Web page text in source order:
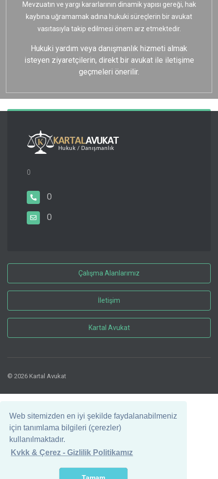
Web sitemizden en iyi şekilde faydalanabilmeniz
için tanımlama bilgileri (çerezler)
kullanılmaktadır.
Kvkk & Çerez - Gizlilik Politikamız
Mevzuatın ve yargı kararlarının dinamik yapısı gereği, hak
kaybına uğramamak adına hukuki süreçlerin bir avukat
vasıtasıyla takip edilmesi önem arz etmektedir.
Hukuki yardım veya danışmanlık hizmeti almak
isteyen ziyaretçilerin, direkt bir avukat ile iletişime
geçmeleri önerilir.
0
0
0
Çalışma Alanlarımız
İletişim
Kartal Avukat
© 2026 Kartal Avukat